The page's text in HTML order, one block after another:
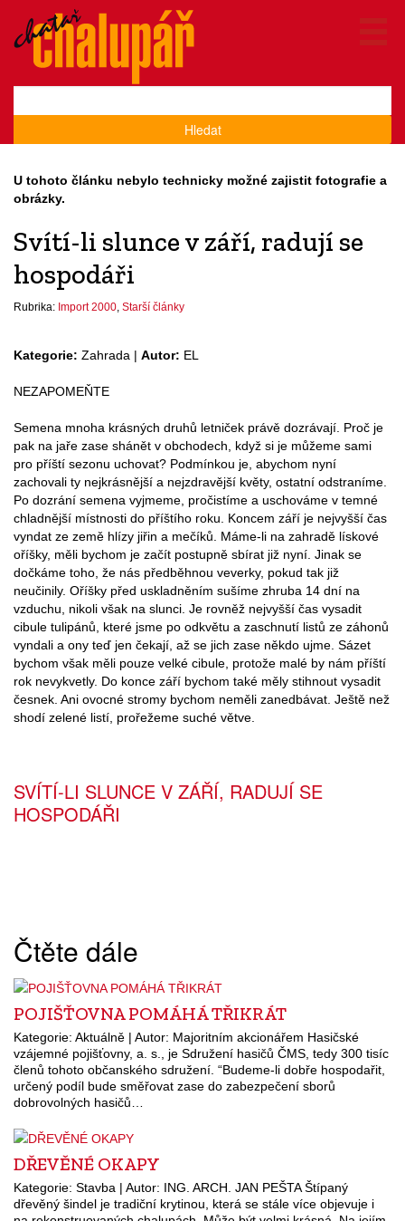
Hledat
U tohoto článku nebylo technicky možné zajistit fotografie a
obrázky.
Svítí-li slunce v září, radují se
hospodáři
Rubrika: Import 2000 Starší články
Kategorie: Zahrada | Autor: EL
NEZAPOMEŇTE
Semena mnoha krásných druhů letniček právě dozrávají. Proč je
pak na jaře zase shánět v obchodech, když si je můžeme sami
pro příští sezonu uchovat? Podmínkou je, abychom nyní
zachovali ty nejkrásnější a nejzdravější květy, ostatní odstraníme.
Po dozrání semena vyjmeme, pročistíme a uschováme v temné
chladnější místnosti do příštího roku. Koncem září je nejvyšší čas
vyndat ze země hlízy jiřin a mečíků. Máme-li na zahradě lískové
oříšky, měli bychom je začít postupně sbírat již nyní. Jinak se
dočkáme toho, že nás předběhnou veverky, pokud tak již
neučinily. Oříšky před uskladněním sušíme zhruba 14 dní na
vzduchu, nikoli však na slunci. Je rovněž nejvyšší čas vysadit
cibule tulipánů, které jsme po odkvětu a zaschnutí listů ze záhonů
vyndali a ony teď jen čekají, až se jich zase někdo ujme. Sázet
bychom však měli pouze velké cibule, protože malé by nám příští
rok nevykvetly. Do konce září bychom také měly stihnout vysadit
česnek. Ani ovocné stromy bychom neměli zanedbávat. Ještě než
shodí zelené listí, prořežeme suché větve.
SVÍTÍ-LI SLUNCE V ZÁŘÍ, RADUJÍ SE
HOSPODÁŘI
Čtěte dále
POJIŠŤOVNA POMÁHÁ TŘIKRÁT
Kategorie: Aktuálně | Autor: Majoritním akcionářem Hasičské
vzájemné pojišťovny, a. s., je Sdružení hasičů ČMS, tedy 300 tisíc
členů tohoto občanského sdružení. “Budeme-li dobře hospodařit,
určený podíl bude směřovat zase do zabezpečení sborů
dobrovolných hasičů…
DŘEVĚNÉ OKAPY
Kategorie: Stavba | Autor: ING. ARCH. JAN PEŠTA Štípaný
dřevěný šindel je tradiční krytinou, která se stále více objevuje i